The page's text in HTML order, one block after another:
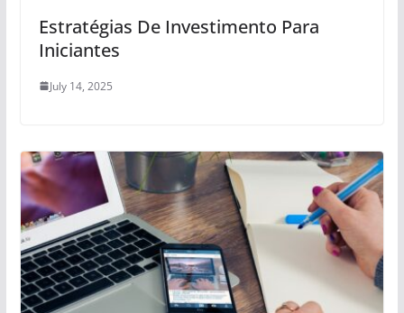
Estratégias De Investimento Para
Iniciantes
July 14, 2025